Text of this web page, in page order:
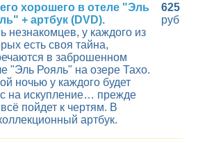
хорошего в отеле "Эль
+ артбук (DVD).
незнакомцев, у каждого из
есть своя тайна,
в заброшенном
"Эль Рояль" на озере Тахо.
ночью у каждого будет
на искупление… прежде
пойдет к чертям. В
артбук.
625
руб